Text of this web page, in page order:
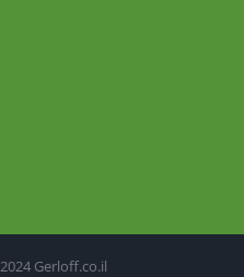
Gerloff.co.il